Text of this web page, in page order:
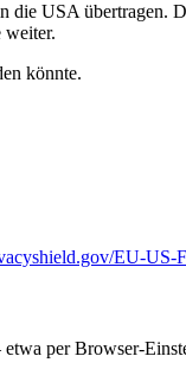
USA übertragen.
weiter.
könnte.
EU-US-
per Browser-